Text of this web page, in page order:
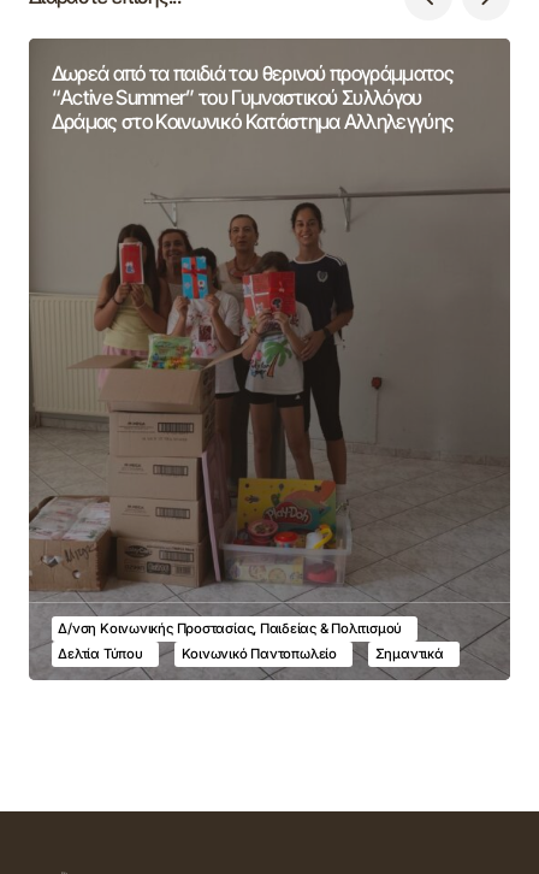
Δωρεά από τα παιδιά του θερινού προγράμματος
“Active Summer” του Γυμναστικού Συλλόγου
Δράμας στο Κοινωνικό Κατάστημα Αλληλεγγύης
Δ/νση Κοινωνικής Προστασίας, Παιδείας & Πολιτισμού
Δελτία Τύπου
Κοινωνικό Παντοπωλείο Σημαντικά